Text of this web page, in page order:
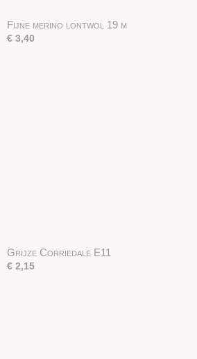
Fijne merino lontwol 19 µ
€ 3,40
Grijze Corriedale E11
€ 2,15